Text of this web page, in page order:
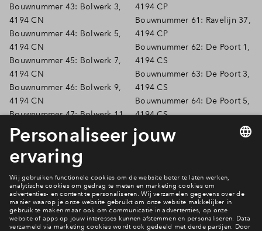
Bouwnummer 43: Bolwerk 3,
4194 CN
Bouwnummer 44: Bolwerk 5,
4194 CN
Bouwnummer 45: Bolwerk 7,
4194 CN
Bouwnummer 46: Bolwerk 9,
4194 CN
Bouwnummer 47: Bolwerk 11,
4194 CN
Bouwnummer 48: Bolwerk 13,
4194 CN
Bouwnummer 49: Bolwerk 15,
4194 CN
Bouwnummer 50: Bolwerk 17,
4194 CN
Bouwnummer 51: Ravelijn 17,
4194 CP
Bouwnummer 61: Ravelijn 37,
4194 CP
Bouwnummer 62: De Poort 1,
4194 CS
Bouwnummer 63: De Poort 3,
4194 CS
Bouwnummer 64: De Poort 5,
4194 CS
Bouwnummer 65: De Poort 7,
4194 CS
Bouwnummer 67: De Poort
11, 4194 CS
Bouwnummer 68: De Poort
13, 4194 CS